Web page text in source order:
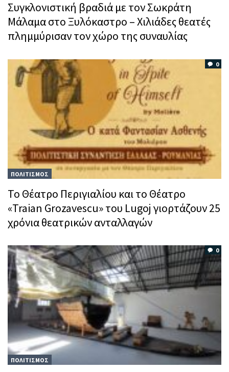
Συγκλονιστική βραδιά με τον Σωκράτη
Μάλαμα στο Ξυλόκαστρο – Χιλιάδες θεατές
πλημμύρισαν τον χώρο της συναυλίας
0
ΠΟΛΙΤΙΣΜΟΣ
Το Θέατρο Περιγιαλίου και το Θέατρο
«Traian Grozavescu» του Lugoj γιορτάζουν 25
χρόνια θεατρικών ανταλλαγών
0
ΠΟΛΙΤΙΣΜΟΣ